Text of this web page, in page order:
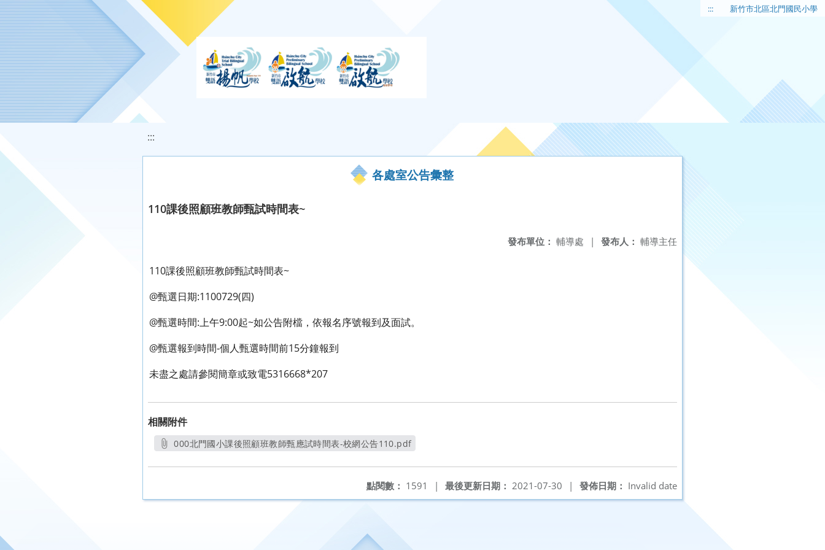
移至網頁之主要內容區位置 ::: 新竹市北區北門國民小學
:::
各處室公告彙整
110課後照顧班教師甄試時間表~
發布人： 輔導主任
發布單位： 輔導處 |
110課後照顧班教師甄試時間表~
@甄選日期:1100729(四)
@甄選時間:上午9:00起~如公告附檔，依報名序號報到及面試。
@甄選報到時間-個人甄選時間前15分鐘報到
未盡之處請參閱簡章或致電5316668*207
相關附件
000北門國小課後照顧班教師甄應試時間表-校網公告110.pdf
發佈日期： Invalid date
最後更新日期： 2021-07-30 |
點閱數： 1591 |